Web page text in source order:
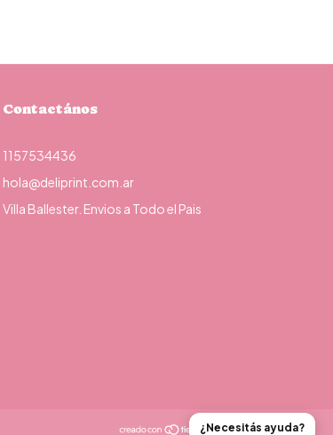
Contactános
1157534436
hola@deliprint.com.ar
Villa Ballester. Envios a Todo el Pais
¿Necesitás ayuda?